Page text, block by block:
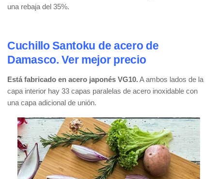
una rebaja del 35%.
Cuchillo Santoku de acero de
Damasco. Ver mejor precio
Está fabricado en acero japonés VG10. A ambos lados de la
capa interior hay 33 capas paralelas de acero inoxidable con
una capa adicional de unión.